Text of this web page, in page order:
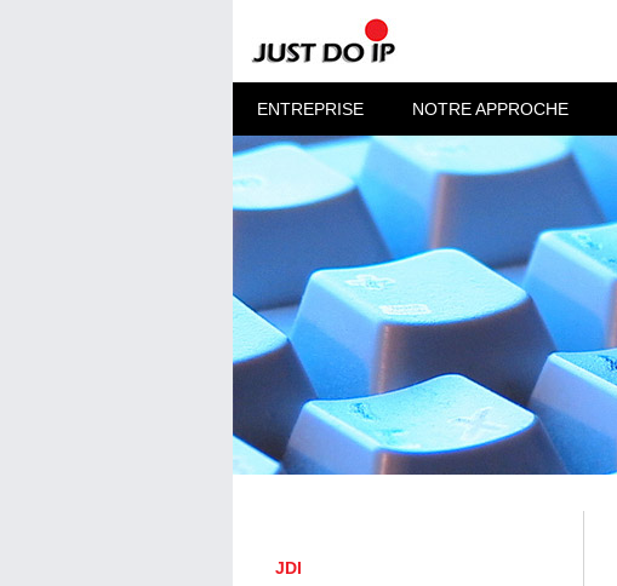
ENTREPRISE NOTRE APPROCHE
JDI